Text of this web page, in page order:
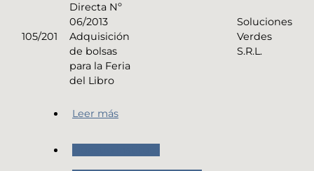
105/201
Directa Nº
06/2013
Adquisición
de bolsas
para la Feria
del Libro
Soluciones
Verdes
S.R.L.
Leer más